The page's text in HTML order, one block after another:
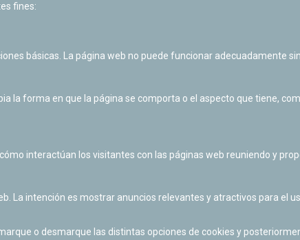
fines:
básicas. La página web no puede funcionar adecuadamente
la forma en que la página se comporta o el aspecto que tiene,
interactúan los visitantes con las páginas web reuniendo y
La intención es mostrar anuncios relevantes y atractivos para el
o desmarque las distintas opciones de cookies y